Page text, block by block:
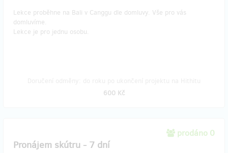
Lekce proběhne na Bali v Canggu dle domluvy. Vše pro vás
domluvíme.
Lekce je pro jednu osobu.
600 Kč
prodáno 0
Pronájem skútru - 7 dní